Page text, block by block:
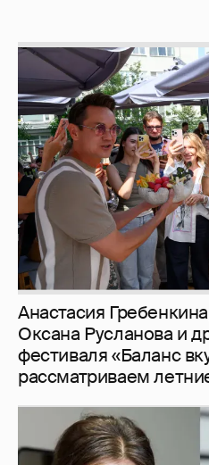
Анастасия
Оксана Русланова и
фестиваля «Баланс
рассматриваем
И снова невеста 357